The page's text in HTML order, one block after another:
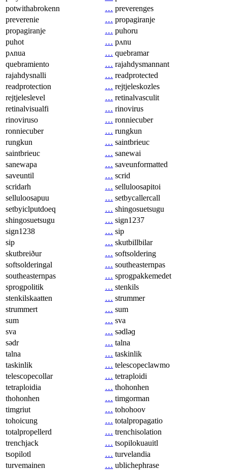
potwithabrokenn
… preverenges
preverenie
… propagiranje
propagiranje
… puhoru
puhot
… pʌnu
pʌnua
… quebramar
quebramiento
… rajahdysmannant
rajahdysnalli
… readprotected
readprotection
… rejtjeleskozles
rejtjeleslevel
… retinalvasculit
retinalvisualfi
… rinovirus
rinoviruso
… ronniecuber
ronniecuber
… rungkun
rungkun
… saintbrieuc
saintbrieuc
… sanewai
sanewapa
… saveunformatted
saveuntil
… scrid
scridarh
… selluloosapitoi
selluloosapuu
… setbycallercall
setbyiclputdoeq
… shingosuetsugu
shingosuetsugu
… sign1237
sign1238
… sip
sip
… skutbillbilar
skutbreiður
… softsoldering
softsolderingal
… southeasternpas
southeasternpas
… sprogpakkemedet
sprogpolitik
… stenkils
stenkilskaatten
… strummer
strummert
… sum
sum
… sva
sva
… sədləɡ
sədr
… talna
talna
… taskinlik
taskinlik
… telescopeclawmo
telescopecollar
… tetraploidi
tetraploidia
… thohonhen
thohonhen
… timgorman
timgriut
… tohohoov
tohoicung
… totalpropagatio
totalpropellerd
… trenchisolation
trenchjack
… tsopilokuauitl
tsopilotl
… turvelandia
turvemainen
… ublichephrase